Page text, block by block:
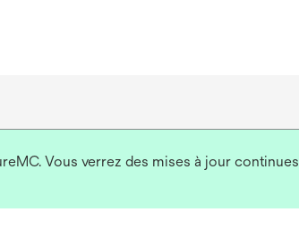
Vous verrez des mises à jour